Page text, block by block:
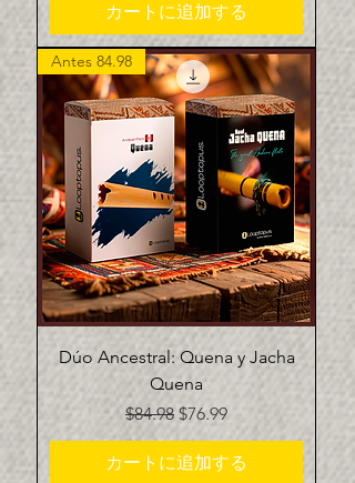
カートに追加する
Antes 84.98
Dúo Ancestral: Quena y Jacha
Quena
通常価格
$84.98 セール価格
$76.99
カートに追加する